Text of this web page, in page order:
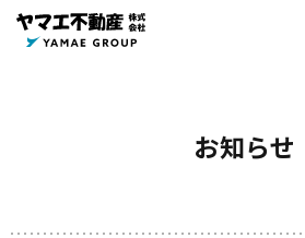
お知らせ